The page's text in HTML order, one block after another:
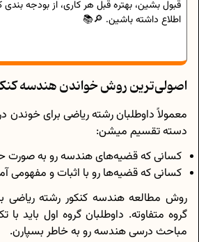
اطلاع داشته باشین. 🔎📚
اصولی‌ترین روش خواندن هندسه
معمولاً داوطلبان رشته ریاضی برای
دسته تقسیم میشن:
کسانی که قضیه‌های هندسه رو به صورت
کسانی که قضیه‌ها رو با اثبات و مفهومی
روش مطالعه هندسه کنکور رشته ریاضی
گروه متفاوته. داوطلبان گروه اول باید با
مباحث درسی هندسه رو به خاطر بسپارن.